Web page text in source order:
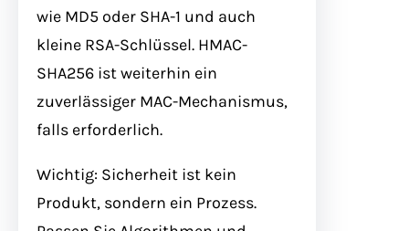
wie MD5 oder SHA-1 und auch
kleine RSA-Schlüssel. HMAC-
SHA256 ist weiterhin ein
zuverlässiger MAC-Mechanismus,
falls erforderlich.
Wichtig: Sicherheit ist kein
Produkt, sondern ein Prozess.